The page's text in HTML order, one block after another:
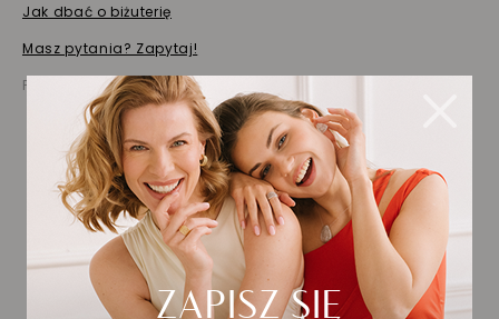
Jak dbać o biżuterię
Masz pytania? Zapytaj!
Prezentowana cena jest ceną brutto
Biżuteria wybrana dla
Ciebie